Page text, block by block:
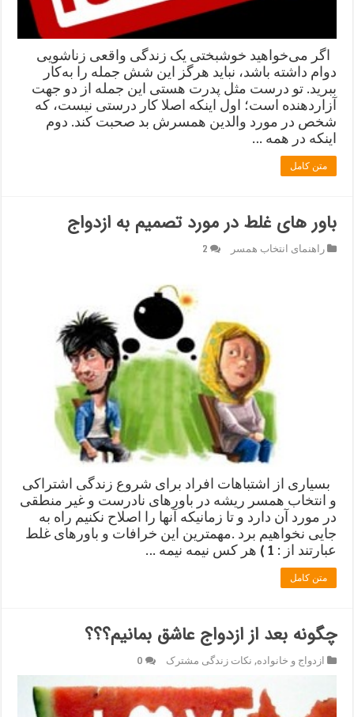
اگر می‌خواهید خوشبختی یک زندگی واقعی زناشویی
دوام داشته باشد، نباید هرگز این شش جمله را به‌کار
ببرید. تو درست مثل پدرت هستی این جمله از دو جهت
آزار‌دهنده است؛ اول اینکه اصلا کار درستی نیست، که
شخص در مورد والدین همسرش بد صحبت کند. دوم
اینکه در همه …
متن کامل
باور های غلط در مورد تصمیم به ازدواج
راهنمای انتخاب همسر 2
بسیاری از اشتباهات افراد برای شروع زندگی اشتراکی
و انتخاب همسر ریشه در باورهای نادرست و غیر منطقی
در مورد آن دارد و تا زمانیکه آنها را اصلاح نکنیم راه به
جایی نخواهیم برد .مهمترین این خرافات و باورهای غلط
عبارتند از : 1 ) هر کس نیمه نیمه …
متن کامل
چگونه بعد از ازدواج عاشق بمانیم؟؟؟
ازدواج و خانواده, نکات زندگی مشترک 0